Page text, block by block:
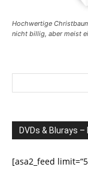
Hochwertige
nicht billig, aber meist
DVDs & Blurays
[asa2_feed